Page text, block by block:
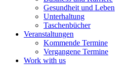
Gesundheit und Leben
Unterhaltung
Taschenbücher
Veranstaltungen
Kommende Termine
Vergangene Termine
Work with us